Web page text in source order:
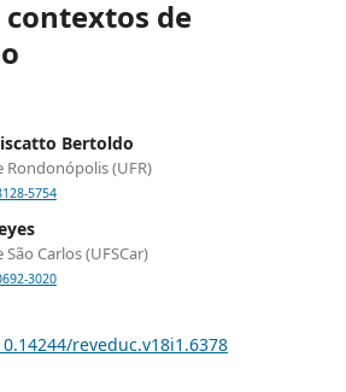
de
Bertoldo
Rondonópolis (UFR)
5754
Carlos (UFSCar)
3020
reveduc.v18i1.6378